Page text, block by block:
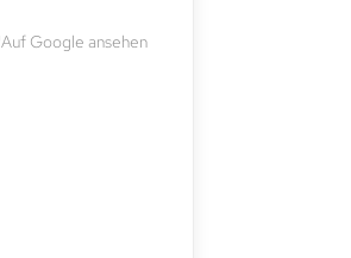
Auf Google ansehen